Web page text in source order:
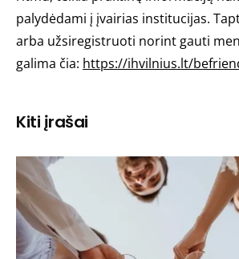
palydėdami į įvairias institucijas.
arba užsiregistruoti norint gauti
galima čia: https://ihvilnius.lt/
Kiti įrašai